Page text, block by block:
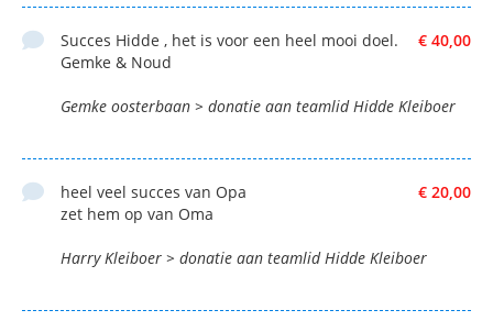
€ 40,00
Succes Hidde , het is voor een heel mooi doel.
Gemke & Noud
Gemke oosterbaan > donatie aan teamlid Hidde Kleiboer
€ 20,00
heel veel succes van Opa
zet hem op van Oma
Harry Kleiboer > donatie aan teamlid Hidde Kleiboer